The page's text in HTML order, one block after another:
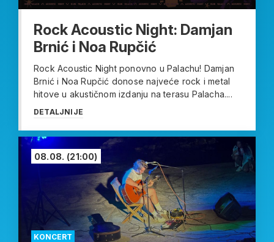
Rock Acoustic Night: Damjan
Brnić i Noa Rupčić
Rock Acoustic Night ponovno u Palachu! Damjan
Brnić i Noa Rupčić donose najveće rock i metal
hitove u akustičnom izdanju na terasu Palacha....
DETALJNIJE
KONCERT
08.08. (21:00)